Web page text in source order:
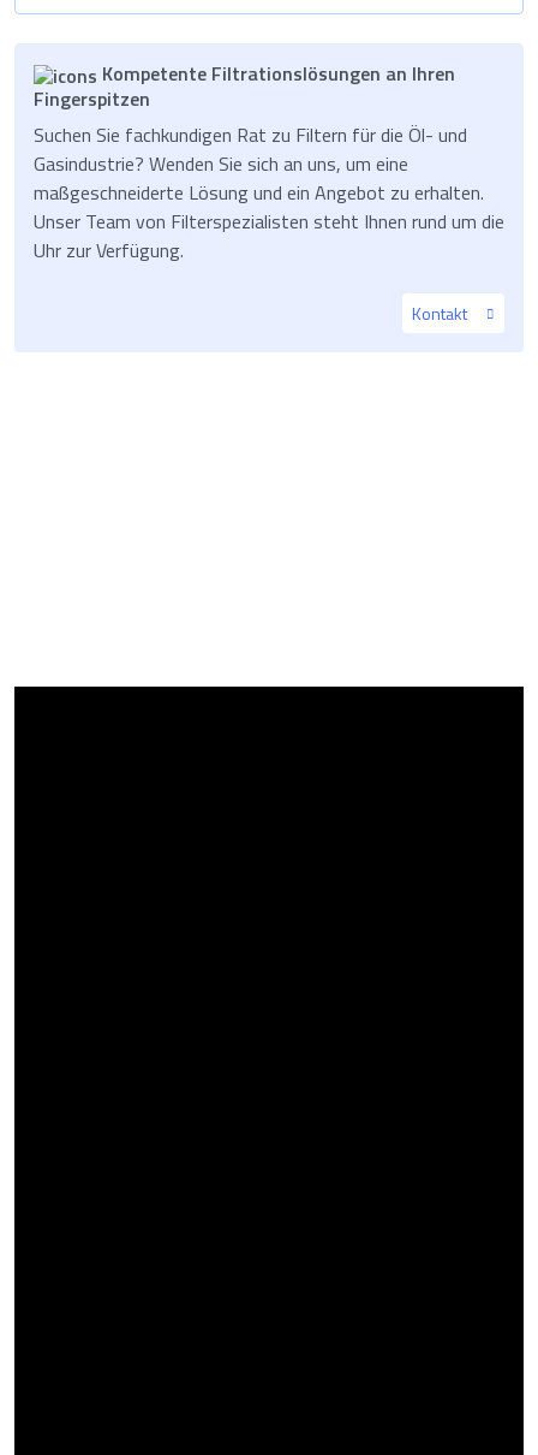
Kompetente Filtrationslösungen an Ihren
Fingerspitzen
Suchen Sie fachkundigen Rat zu Filtern für die Öl- und
Gasindustrie? Wenden Sie sich an uns, um eine
maßgeschneiderte Lösung und ein Angebot zu erhalten.
Unser Team von Filterspezialisten steht Ihnen rund um die
Uhr zur Verfügung.
Kontakt